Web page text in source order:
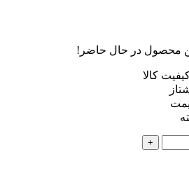
محصول در حال حاضر!
کالا